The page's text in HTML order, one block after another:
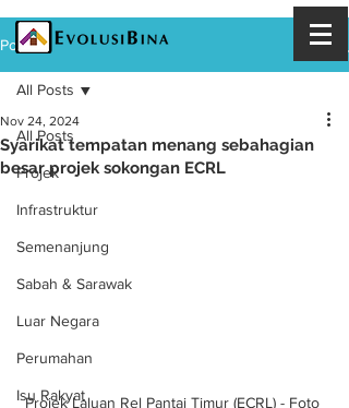
Post
All Posts
Projek
Infrastruktur
Semenanjung
Sabah & Sarawak
Luar Negara
Perumahan
Isu Rakyat
All Posts
Syarikat tempatan menang sebahagian
besar projek sokongan ECRL
Nov 24, 2024
Projek Laluan Rel Pantai Timur (ECRL) - Foto